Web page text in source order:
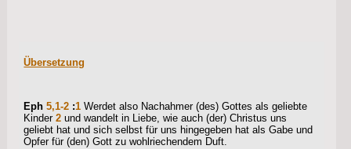
Übersetzung
Eph 5,1-2 :1 Werdet also Nachahmer (des) Gottes als geliebte
Kinder2 und wandelt in Liebe, wie auch (der) Christus uns
geliebt hat und sich selbst für uns hingegeben hat als Gabe und
Opfer für (den) Gott zu wohlriechendem Duft.